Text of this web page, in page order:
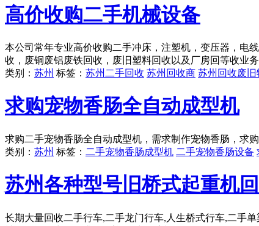
高价收购二手机械设备
本公司常年专业高价收购二手冲床，注塑机，变压器，电
收，废铜废铝废铁回收，废旧塑料回收以及厂房回等收业务
类别： 苏州 标签： 苏州二手回收 苏州回收商 苏州回收废旧
求购宠物香肠全自动成型机
求购二手宠物香肠全自动成型机，需求制作宠物香肠，求
类别： 苏州 标签： 二手宠物香肠成型机 二手宠物香肠设备
苏州各种型号旧桥式起重机
长期大量回收二手行车,二手龙门行车,人生桥式行车,二手